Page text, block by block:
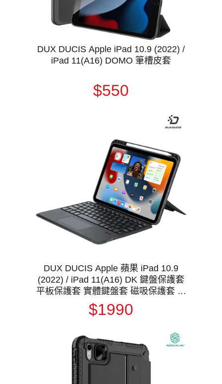
DUX DUCIS Apple iPad 10.9 (2022) /
iPad 11(A16) DOMO 筆槽皮套
$550
DUX DUCIS Apple 蘋果 iPad 10.9
(2022) / iPad 11(A16) DK 鍵盤保護套
平板保護套 實體鍵盤套 磁吸保護套 注
音輸入 倉頡輸入
$1990